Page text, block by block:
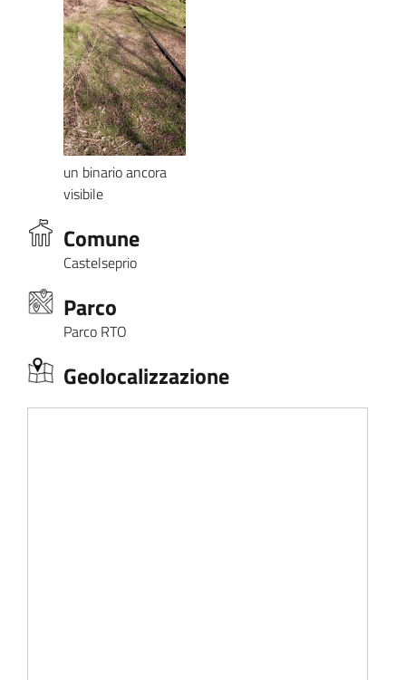
un binario ancora
visibile
Comune
Castelseprio
Parco
Parco RTO
Geolocalizzazione